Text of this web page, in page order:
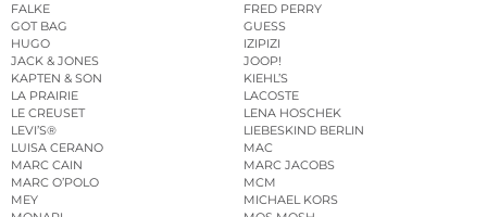
FALKE
FRED PERRY
GOT BAG
GUESS
HUGO
IZIPIZI
JACK & JONES
JOOP!
KAPTEN & SON
KIEHL’S
LA PRAIRIE
LACOSTE
LE CREUSET
LENA HOSCHEK
LEVI’S®
LIEBESKIND BERLIN
LUISA CERANO
MAC
MARC CAIN
MARC JACOBS
MARC O’POLO
MCM
MEY
MICHAEL KORS